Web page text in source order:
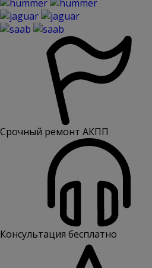
Срочный ремонт АКПП
Консультация бесплатно